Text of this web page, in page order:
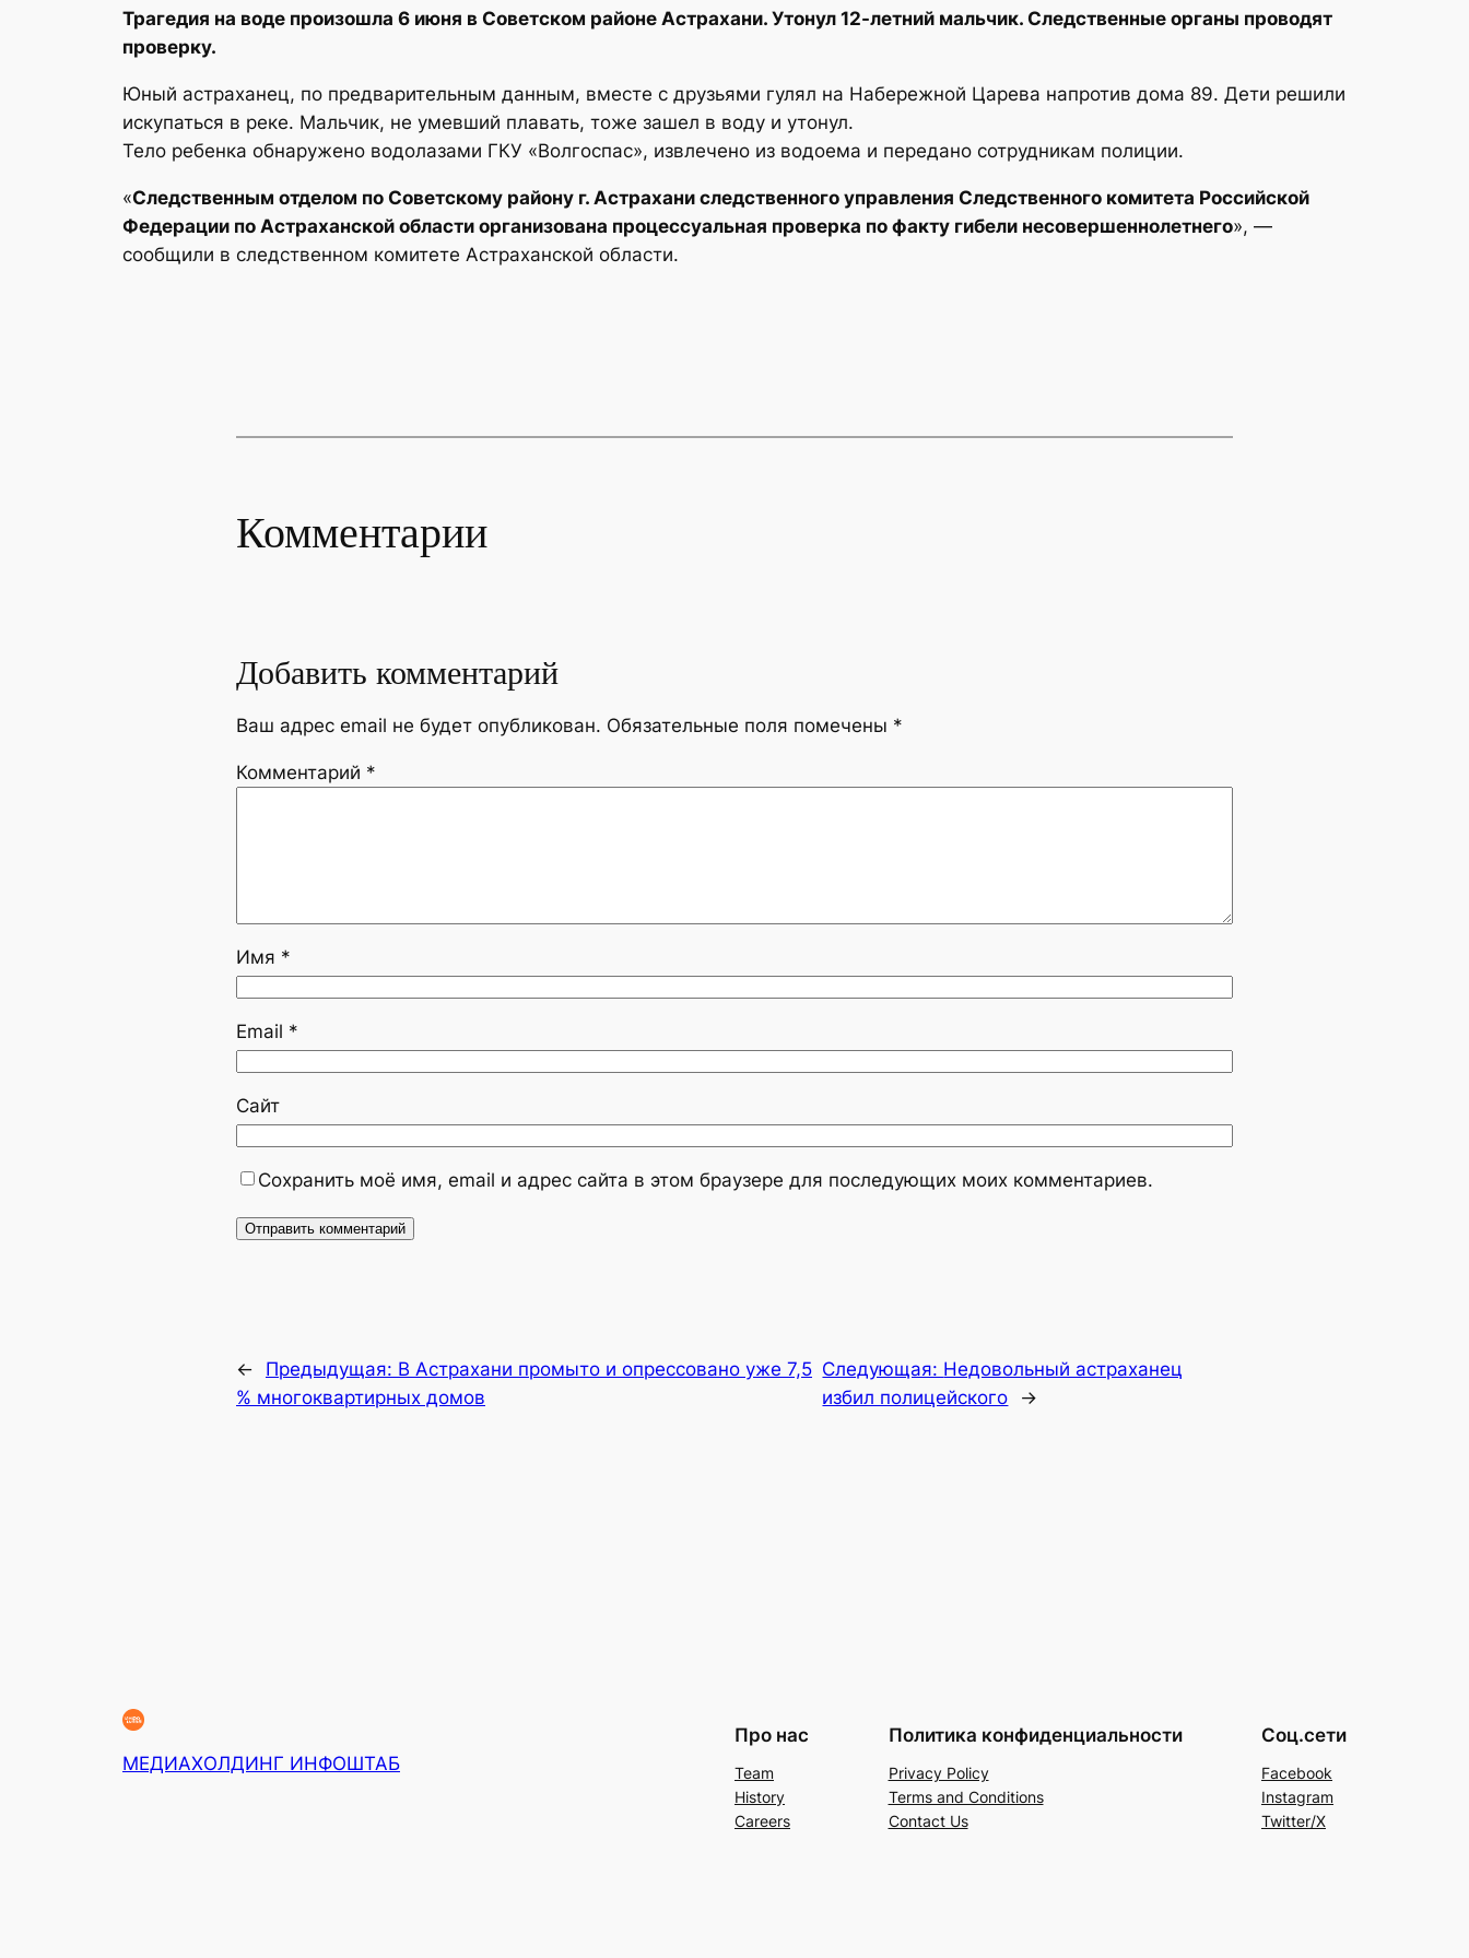
Трагедия на воде произошла 6 июня в Советском районе Астрахани. Утонул 12-летний мальчик. Следственные органы проводят
проверку.
Юный астраханец, по предварительным данным, вместе с друзьями гулял на Набережной Царева напротив дома 89. Дети решили
искупаться в реке. Мальчик, не умевший плавать, тоже зашел в воду и утонул.
Тело ребенка обнаружено водолазами ГКУ «Волгоспас», извлечено из водоема и передано сотрудникам полиции.
«Следственным отделом по Советскому району г. Астрахани следственного управления Следственного комитета Российской
Федерации по Астраханской области организована процессуальная проверка по факту гибели несовершеннолетнего», —
сообщили в следственном комитете Астраханской области.
Комментарии
Добавить комментарий
Ваш адрес email не будет опубликован. Обязательные поля помечены *
Комментарий *
Имя *
Email *
Сайт
Сохранить моё имя, email и адрес сайта в этом браузере для последующих моих комментариев.
← Предыдущая: В Астрахани промыто и опрессовано уже 7,5
% многоквартирных домов
Следующая: Недовольный астраханец
избил полицейского
→
МЕДИАХОЛДИНГ ИНФОШТАБ
Про нас
Team
History
Careers
Политика конфиденциальности
Privacy Policy
Terms and Conditions
Contact Us
Соц.сети
Facebook
Instagram
Twitter/X